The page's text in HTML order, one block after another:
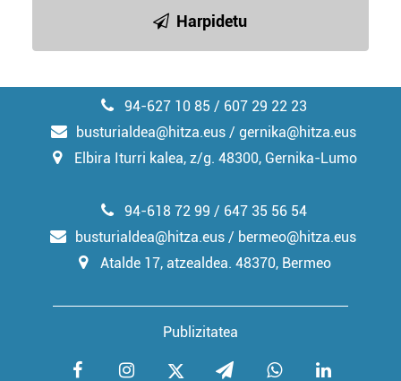
Harpidetu
94-627 10 85 / 607 29 22 23
busturialdea@hitza.eus / gernika@hitza.eus
Elbira Iturri kalea, z/g. 48300, Gernika-Lumo
Publizitatea
94-618 72 99 / 647 35 56 54
busturialdea@hitza.eus / bermeo@hitza.eus
Atalde 17, atzealdea. 48370, Bermeo